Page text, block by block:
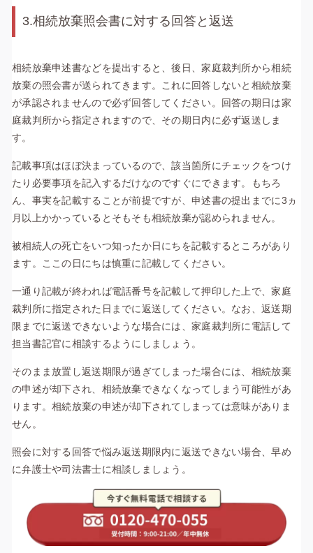
3.相続放棄照会書に対する回答と返送
相続放棄申述書などを提出すると、後日、家庭裁判所から相続
放棄の照会書が送られてきます。これに回答しないと相続放棄
が承認されませんので必ず回答してください。回答の期日は家
庭裁判所から指定されますので、その期日内に必ず返送しま
す。
記載事項はほぼ決まっているので、該当箇所にチェックをつけ
たり必要事項を記入するだけなのですぐにできます。もちろ
ん、事実を記載することが前提ですが、申述書の提出までに3ヵ
月以上かかっているとそもそも相続放棄が認められません。
被相続人の死亡をいつ知ったか日にちを記載するところがあり
ます。ここの日にちは慎重に記載してください。
一通り記載が終われば電話番号を記載して押印した上で、家庭
裁判所に指定された日までに返送してください。なお、返送期
限までに返送できないような場合には、家庭裁判所に電話して
担当書記官に相談するようにしましょう。
そのまま放置し返送期限が過ぎてしまった場合には、相続放棄
の申述が却下され、相続放棄できなくなってしまう可能性があ
ります。相続放棄の申述が却下されてしまっては意味がありま
せん。
照会に対する回答で悩み返送期限内に返送できない場合、早め
に弁護士や司法書士に相談しましょう。